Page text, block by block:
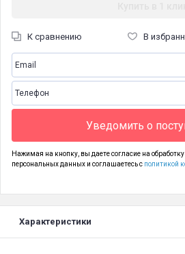
К сравнению В
Уведомить о
Нажимая на кнопку, вы даете согласие на обработку
персональных данных и соглашаетесь с политикой
Характеристики